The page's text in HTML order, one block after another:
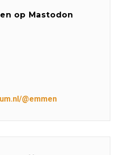
op Mastodon
@emmen